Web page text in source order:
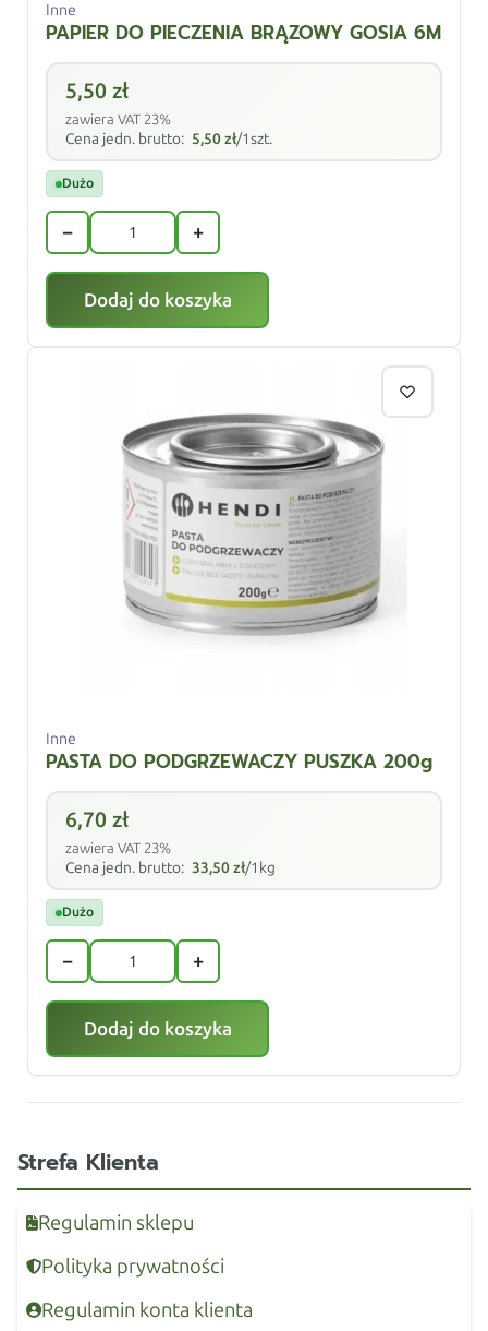
Inne
PAPIER DO PIECZENIA BRĄZOWY GOSIA 6M
5,50zł
zawiera VAT 23%
Cena jedn. brutto: 5,50zł/1szt.
Dużo
− +
Dodaj do koszyka
Inne
PASTA DO PODGRZEWACZY PUSZKA 200g
6,70zł
zawiera VAT 23%
Cena jedn. brutto: 33,50zł/1kg
Dużo
− +
Dodaj do koszyka
Strefa Klienta
Regulamin sklepu
Polityka prywatności
Regulamin konta klienta